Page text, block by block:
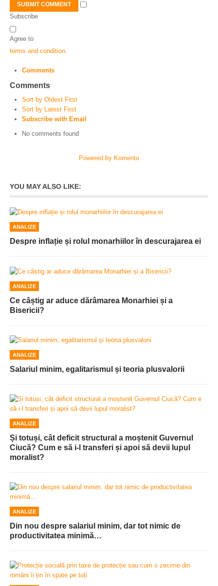
SUBMIT COMMENT
Subscribe
Agree to
terms and condition
Comments
Comments
Sort by Oldest First
Sort by Latest First
Subscribe with Email
No comments found
Powered by Komento
YOU MAY ALSO LIKE:
ANALIZE
Despre inflație și rolul monarhiilor în descurajarea ei
ANALIZE
Ce câștig ar aduce dărâmarea Monarhiei și a
Bisericii?
ANALIZE
Salariul minim, egalitarismul și teoria plusvalorii
ANALIZE
Și totuși, cât deficit structural a moștenit Guvernul
Ciucă? Cum e să i-l transferi și apoi să devii lupul
moralist?
ANALIZE
Din nou despre salariul minim, dar tot nimic de
productivitatea minimă…